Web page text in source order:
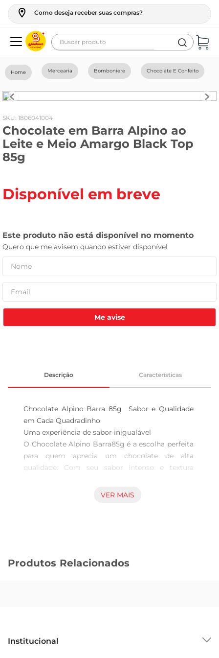
Como deseja receber suas compras?
Buscar produto
Mercearia Bomboniere Chocolate E Confeito
: 1806041004
Chocolate em Barra Alpino ao
Leite e Meio Amargo Black Top
85g
Disponível em breve
Me avise
Descrição Características
Chocolate Alpino Barra 85g  Sabor e Qualidade
em Cada Quadradinho
Uma experiência de sabor inigualável
O Chocolate Alpino Barra85g é a escolha perfeita
para quem aprecia um chocolate de alta
qualidade. Com seu sabor intenso e textura
explosão de prazer a cada mordida. Ideal para
Produzido com ingredientes de alta qualidade, o
você tenha sempre um momento de prazer à
VER MAIS
Produtos Relacionados
Institucional
geladeira
fogao
café
cerveja
frango
vinho
celular